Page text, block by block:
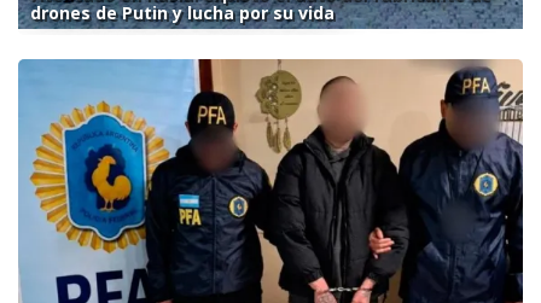
drones de Putin y lucha por su vida